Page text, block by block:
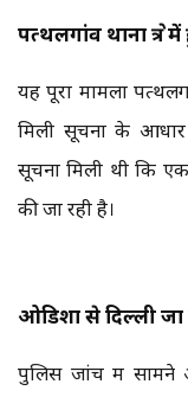
पत्थलगांव थाना क्षेत्र में
यह पूरा मामला
मिली सूचना के आधार
सूचना मिली थी कि
की जा रही है।
ओडिशा से दिल्ली
पुलिस जांच में सामने